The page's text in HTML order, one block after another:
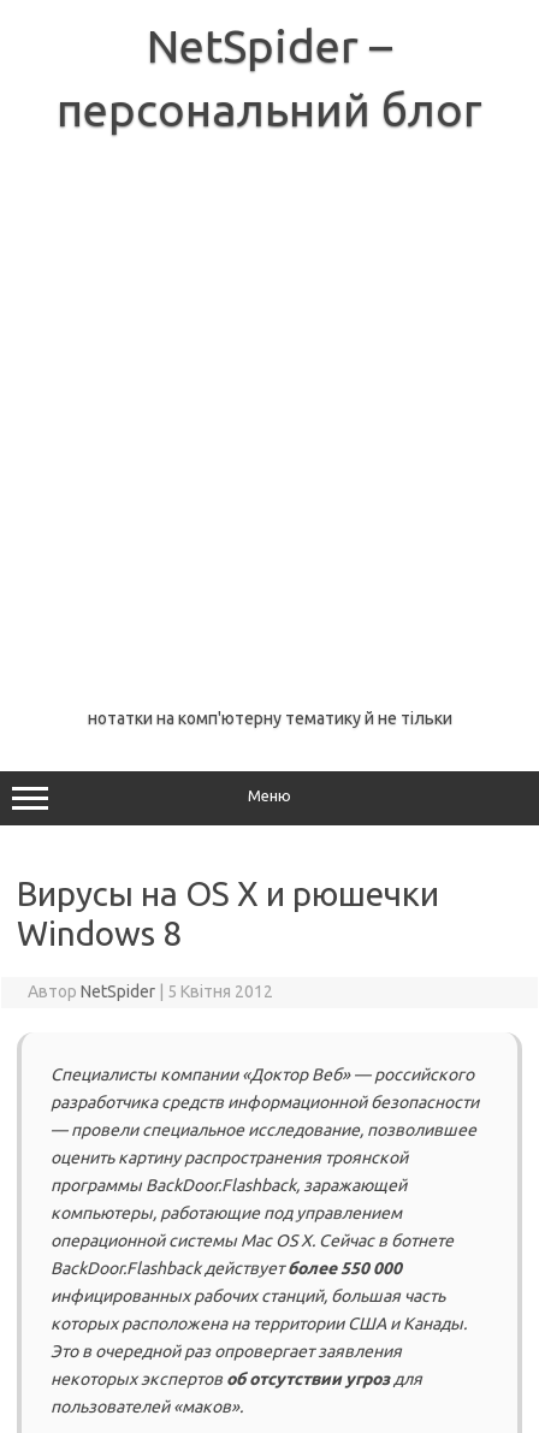
NetSpider –
персональний блог
нотатки на комп'ютерну тематику й не тільки
Меню
Вирусы на OS X и рюшечки
Windows 8
Автор NetSpider 5 Квітня 2012
Специалисты компании «Доктор Веб» — российского
разработчика средств информационной безопасности
— провели специальное исследование, позволившее
оценить картину распространения троянской
программы BackDoor.Flashback, заражающей
компьютеры, работающие под управлением
операционной системы Mac OS X. Сейчас в ботнете
BackDoor.Flashback действуетболее 550 000
инфицированных рабочих станций, большая часть
которых расположена на территории США и Канады.
Это в очередной раз опровергает заявления
некоторых экспертов об отсутствии угроздля
пользователей «маков».